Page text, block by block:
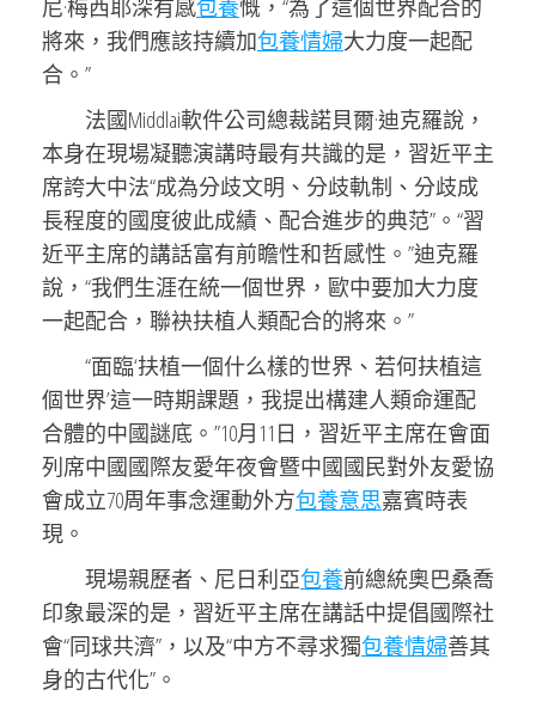
尼·梅西耶深有感包養慨，“為了這個世界配合的
將來，我們應該持續加包養情婦大力度一起配
合。”
法國Middlai軟件公司總裁諾貝爾·迪克羅說，
本身在現場凝聽演講時最有共識的是，習近平主
席誇大中法“成為分歧文明、分歧軌制、分歧成
長程度的國度彼此成績、配合進步的典范”。“習
近平主席的講話富有前瞻性和哲感性。”迪克羅
說，“我們生涯在統一個世界，歐中要加大力度
一起配合，聯袂扶植人類配合的將來。”
“面臨‘扶植一個什么樣的世界、若何扶植這
個世界’這一時期課題，我提出構建人類命運配
合體的中國謎底。”10月11日，習近平主席在會面
列席中國國際友愛年夜會暨中國國民對外友愛協
會成立70周年事念運動外方包養意思嘉賓時表
現。
現場親歷者、尼日利亞包養前總統奧巴桑喬
印象最深的是，習近平主席在講話中提倡國際社
會“同球共濟”，以及“中方不尋求獨包養情婦善其
身的古代化”。